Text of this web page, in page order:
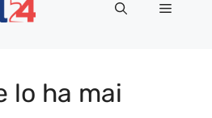
Menu
lo ha mai